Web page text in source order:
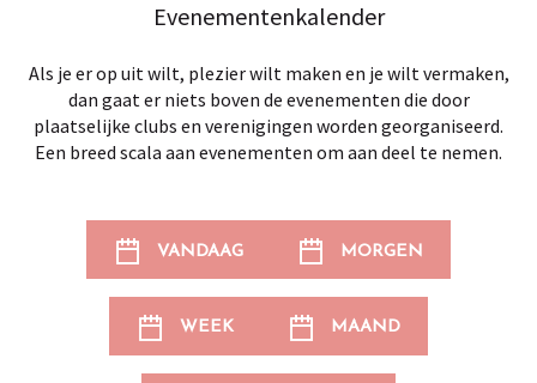
Evenementenkalender
Als je er op uit wilt, plezier wilt maken en je wilt vermaken,
dan gaat er niets boven de evenementen die door
plaatselijke clubs en verenigingen worden georganiseerd.
Een breed scala aan evenementen om aan deel te nemen.
VANDAAG MORGEN
WEEK MAAND